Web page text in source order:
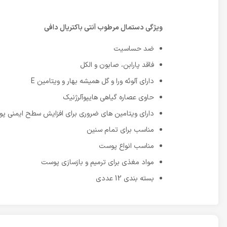
ویژگی دستمال مرطوب آنتی باکتریال دافی
ضد حساسیت
فاقد پارابن، صابون و الکل
دارای آلوئه ورا و گل همیشه بهار و ویتامین E
حاوی عصاره گیاهی هایپوآلرژنیک
دارای ویتامین های ضروری برای افزایش سطح ایمنی
مناسب برای تمام سنین
مناسب انواع پوست
مواد مغذی برای ترمیم و بازسازی پوست
بسته بندی 12 عددی